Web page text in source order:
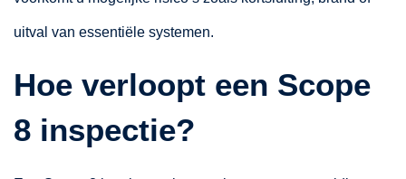
uitval van essentiële systemen.
Hoe verloopt een Scope
8 inspectie?